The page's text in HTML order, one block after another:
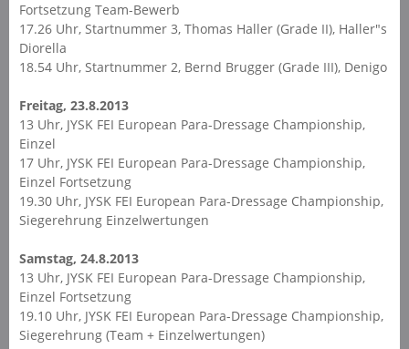
Fortsetzung Team-Bewerb
17.26 Uhr, Startnummer 3, Thomas Haller (Grade II), Haller"s
Diorella
18.54 Uhr, Startnummer 2, Bernd Brugger (Grade III), Denigo
Freitag, 23.8.2013
13 Uhr, JYSK FEI European Para-Dressage Championship,
Einzel
17 Uhr, JYSK FEI European Para-Dressage Championship,
Einzel Fortsetzung
19.30 Uhr, JYSK FEI European Para-Dressage Championship,
Siegerehrung Einzelwertungen
Samstag, 24.8.2013
13 Uhr, JYSK FEI European Para-Dressage Championship,
Einzel Fortsetzung
19.10 Uhr, JYSK FEI European Para-Dressage Championship,
Siegerehrung (Team + Einzelwertungen)